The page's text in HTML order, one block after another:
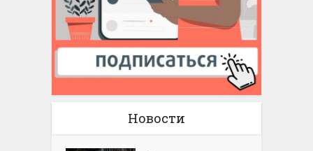
Новости